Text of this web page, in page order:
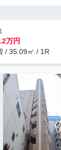
万円
/ 35.09㎡ / 1R